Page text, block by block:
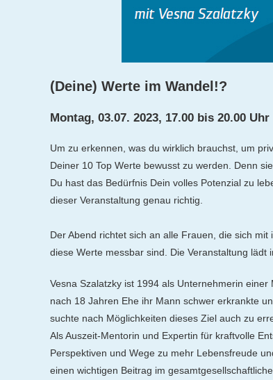
(Deine) Werte im Wandel!?
Montag, 03.07. 2023, 17.00 bis 20.00 Uhr
Um zu erkennen, was du wirklich brauchst, um
Deiner 10 Top Werte bewusst zu werden. Denn
Du hast das Bedürfnis Dein volles Potenzial zu
dieser Veranstaltung genau richtig.
Der Abend richtet sich an alle Frauen, die sich
diese Werte messbar sind. Die Veranstaltung lädt
Vesna Szalatzky ist 1994 als Unternehmerin
nach 18 Jahren Ehe ihr Mann schwer erkrankte
suchte nach Möglichkeiten dieses Ziel auch zu
Als Auszeit-Mentorin und Expertin für kraftvolle
Perspektiven und Wege zu mehr Lebensfreude
einen wichtigen Beitrag im